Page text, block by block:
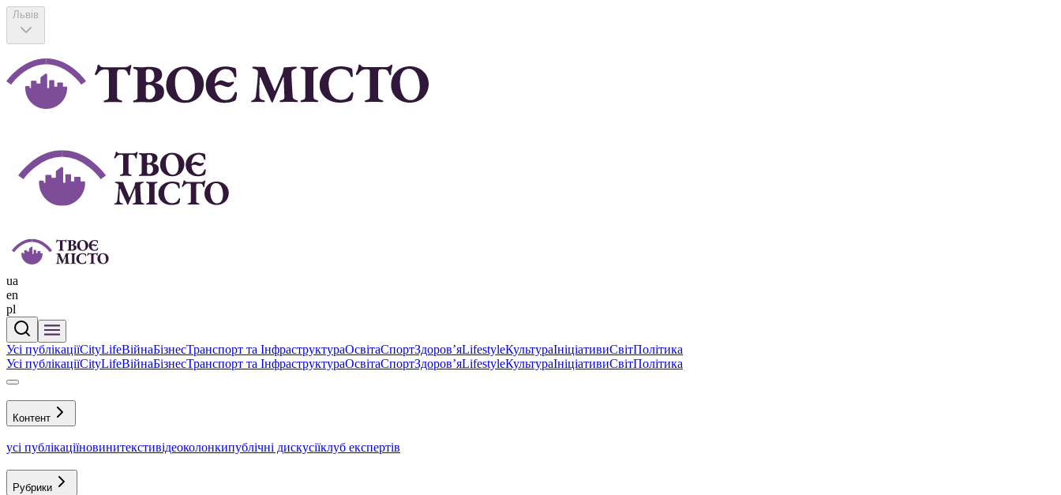
Львів
ua
en
pl
Усі публікаціїCityLifeВійнаБізнесТранспорт та ІнфраструктураОсвітаСпортЗдоровʼяLifestyleКультураІніціативиСвітПолітика
Усі публікаціїCityLifeВійнаБізнесТранспорт та ІнфраструктураОсвітаСпортЗдоровʼяLifestyleКультураІніціативиСвітПолітика
Контент
усі публікаціїновинитекстивідеоколонкипублічні дискусіїклуб експертів
Рубрики